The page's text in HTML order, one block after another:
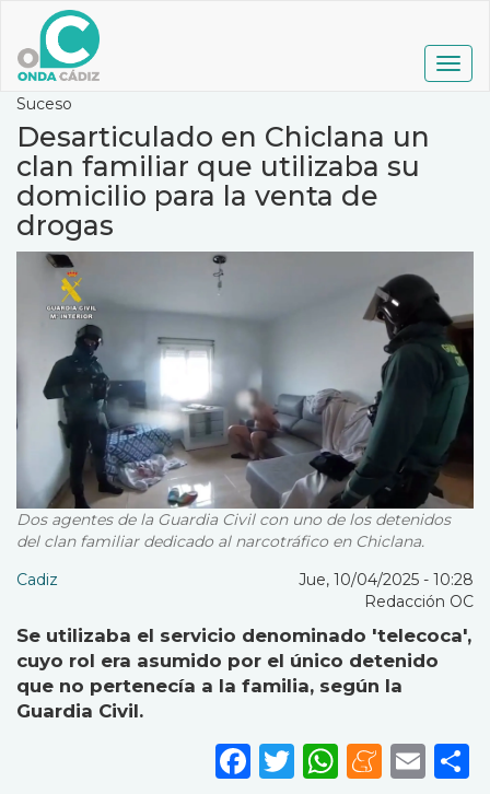
contenido
principal
Suceso
Desarticulado en Chiclana un
clan familiar que utilizaba su
domicilio para la venta de
drogas
Dos agentes de la Guardia Civil con uno de los detenidos
del clan familiar dedicado al narcotráfico en Chiclana.
Cadiz
Jue, 10/04/2025 - 10:28
Redacción OC
Se utilizaba el servicio denominado 'telecoca',
cuyo rol era asumido por el único detenido
que no pertenecía a la familia, según la
Guardia Civil.
Facebook
Twitter